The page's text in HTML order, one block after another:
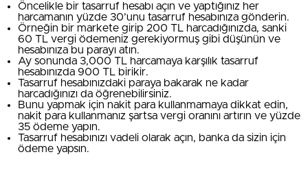
Öncelikle bir tasarruf hesabı açın ve yaptığınız her
harcamanın yüzde 30’unu tasarruf hesabınıza gönderin.
Örneğin bir markete girip 200 TL harcadığınızda, sanki
60 TL vergi ödemeniz gerekiyormuş gibi düşünün ve
hesabınıza bu parayı atın.
Ay sonunda 3,000 TL harcamaya karşılık tasarruf
hesabınızda 900 TL birikir.
Tasarruf hesabınızdaki paraya bakarak ne kadar
harcadığınızı da öğrenebilirsiniz.
Bunu yapmak için nakit para kullanmamaya dikkat edin,
nakit para kullanmanız şartsa vergi oranını artırın ve yüzde
35 ödeme yapın.
Tasarruf hesabınızı vadeli olarak açın, banka da sizin için
ödeme yapsın.